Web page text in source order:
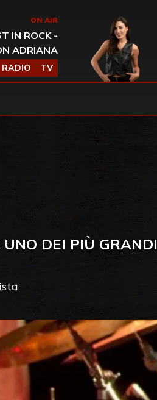
ON AIR
IN ROCK -
ADRIANA
RADIO TV
DEI PIÙ GRANDI